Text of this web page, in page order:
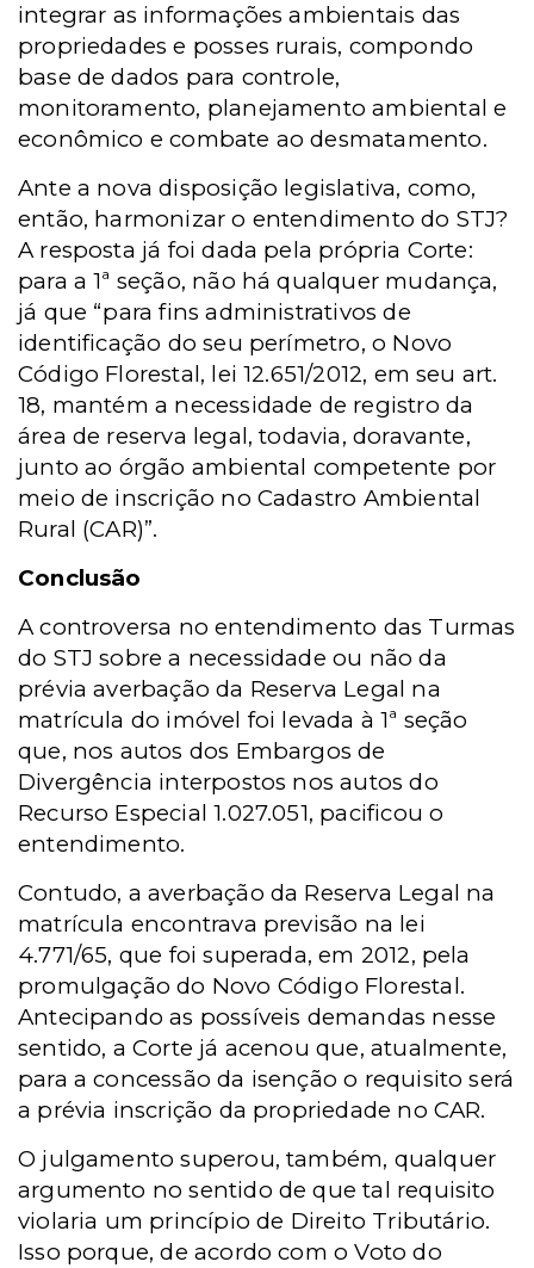
integrar as informações ambientais das
propriedades e posses rurais, compondo
base de dados para controle,
monitoramento, planejamento ambiental e
econômico e combate ao desmatamento.
Ante a nova disposição legislativa, como,
então, harmonizar o entendimento do STJ?
A resposta já foi dada pela própria Corte:
para a 1ª seção, não há qualquer mudança,
já que “para fins administrativos de
identificação do seu perímetro, o Novo
Código Florestal, lei 12.651/2012, em seu art.
18, mantém a necessidade de registro da
área de reserva legal, todavia, doravante,
junto ao órgão ambiental competente por
meio de inscrição no Cadastro Ambiental
Rural (CAR)”.
Conclusão
A controversa no entendimento das Turmas
do STJ sobre a necessidade ou não da
prévia averbação da Reserva Legal na
matrícula do imóvel foi levada à 1ª seção
que, nos autos dos Embargos de
Divergência interpostos nos autos do
Recurso Especial 1.027.051, pacificou o
entendimento.
Contudo, a averbação da Reserva Legal na
matrícula encontrava previsão na lei
4.771/65, que foi superada, em 2012, pela
promulgação do Novo Código Florestal.
Antecipando as possíveis demandas nesse
sentido, a Corte já acenou que, atualmente,
para a concessão da isenção o requisito será
a prévia inscrição da propriedade no CAR.
O julgamento superou, também, qualquer
argumento no sentido de que tal requisito
violaria um princípio de Direito Tributário.
Isso porque, de acordo com o Voto do